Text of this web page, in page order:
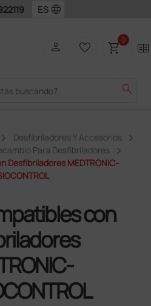
language
search
person favorite_border shopping_cart0 two_pager
Desfibriladores Y Accesorios
Para Desfibriladores
Desfibriladores MEDTRONIC-
con